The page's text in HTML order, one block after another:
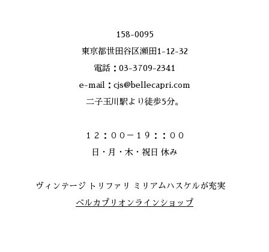
158-0095
東京都世田谷区瀬田1-12-32
電話：03-3709-2341
e-mail：cjs@bellecapri.com
二子玉川駅より徒歩5分。
１２：００－１９：：００
日・月・木・祝日 休み
ヴィンテージ トリファリ ミリアムハスケルが充実
ベルカプリオンラインショップ